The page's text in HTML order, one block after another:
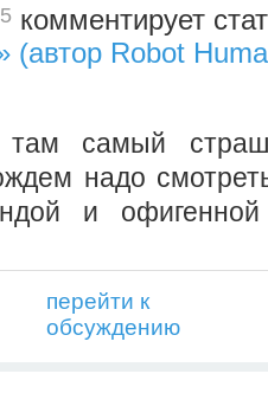
5 комментирует
(автор Robot
самый
надо
и офигенной
перейти к
обсуждению